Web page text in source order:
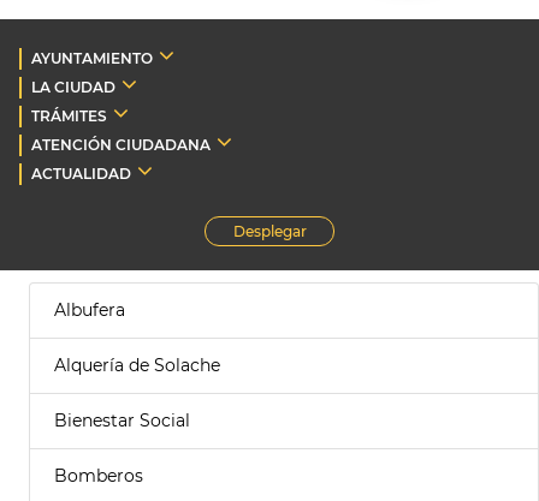
AYUNTAMIENTO
LA CIUDAD
TRÁMITES
ATENCIÓN CIUDADANA
ACTUALIDAD
Desplegar
Albufera
Alquería de Solache
Bienestar Social
Bomberos